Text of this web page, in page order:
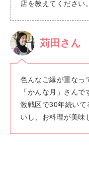
店を教えてください。
苅田さん
色んなご縁が重なっ
「かんな月」さんで
激戦区で30年続いて
いし、お料理が美味